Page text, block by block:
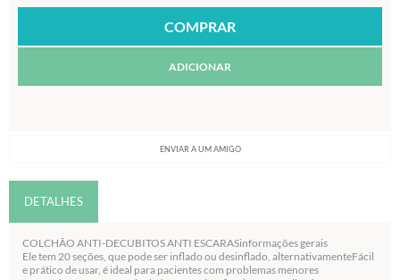
ADICIONAR
ENVIAR A UM AMIGO
DETALHES
COLCHÃO ANTI-DECUBITOS ANTI ESCARASinformações gerais
Ele tem 20 seções, que pode ser inflado ou desinflado, alternativamenteFácil
e prático de usar, é ideal para pacientes com problemas menores